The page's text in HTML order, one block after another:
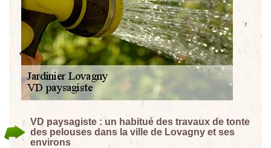
VD paysagiste : un habitué des travaux de tonte
des pelouses dans la ville de Lovagny et ses
environs